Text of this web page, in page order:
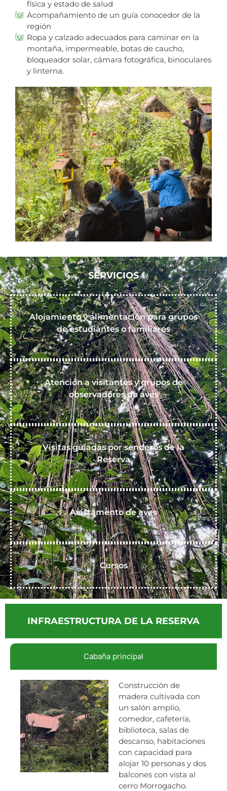
física y estado de salud
Acompañamiento de un guía conocedor de la
región
Ropa y calzado adecuados para caminar en la
montaña, impermeable, botas de caucho,
bloqueador solar, cámara fotográfica, binoculares
y linterna.
SERVICIOS
Alojamiento y alimentación para grupos
de estudiantes o familiares
Atención a visitantes y grupos de
observadores de aves
Visitas guiadas por senderos de la
Reserva
Avistamento de aves
Cursos
INFRAESTRUCTURA DE LA RESERVA
Cabaña principal
Construcción de
madera cultivada con
un salón amplio,
comedor, cafetería,
biblioteca, salas de
descanso, habitaciones
con capacidad para
alojar 10 personas y dos
balcones con vista al
cerro Morrogacho.